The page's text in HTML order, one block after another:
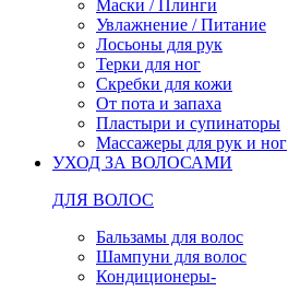
Маски / Плинги
Увлажнение / Питание
Лосьоны для рук
Терки для ног
Скребки для кожи
От пота и запаха
Пластыри и супинаторы
Массажеры для рук и ног
УХОД ЗА ВОЛОСАМИ
ДЛЯ ВОЛОС
Бальзамы для волос
Шампуни для волос
Кондиционеры-